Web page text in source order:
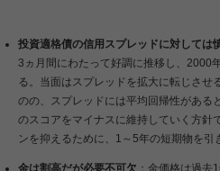
投資適格債の信用スプレッドに対しては
3ヵ月間にわたって好調に推移し、2000
る。当面はスプレッドを拡大に転じさせ
のの、スプレッドには平均回帰性がある
のスコアをマイナスに維持していく方針
ンを抑えるために、1～5年の短期物を引
金は割高だが必要不可欠 ：金価格は過去